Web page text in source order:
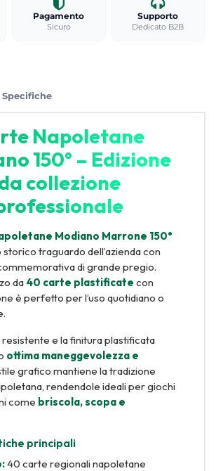
Pagamento
Sicuro
Supporto
Dedicato B2B
Specifiche
Napoletane
150° – Edizione
collezione
Modiano Marrone 150°
traguardo dell’azienda con
di grande pregio.
da 40 carte plastificate con
è perfetto per l’uso quotidiano o
e la finitura plastificata
ottima maneggevolezza e
grafico mantiene la tradizione
rendendole ideali per giochi
come briscola, scopa e
principali
40 carte regionali napoletane